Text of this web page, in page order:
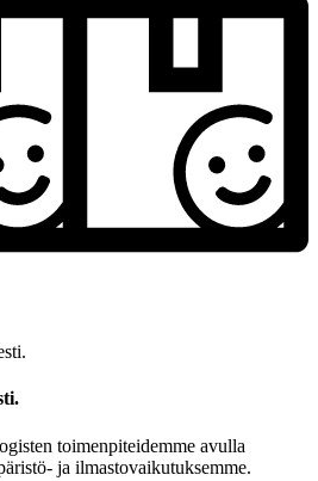
toimenpiteidemme avulla
ja ilmastovaikutuksemme.